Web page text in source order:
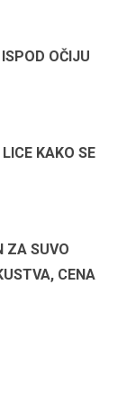
OČIJU
KAKO SE
ZA SUVO
CENA